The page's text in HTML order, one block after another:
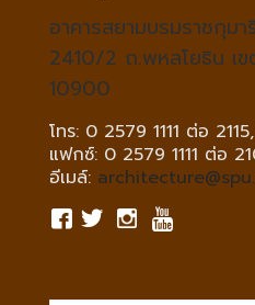
อาคารสยามบรมราชกุม
2410/2 ถ.พหลโยธิน เ
10900
โทร: 0 2579 1111 ต่อ
แฟกซ์: 0 2579 1111 ต่อ
อีเมล์: